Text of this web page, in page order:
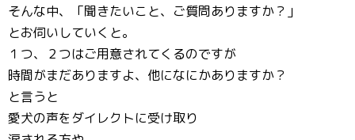
そんな中、「聞きたいこと、ご質問ありますか？」
とお伺いしていくと。
１つ、２つはご用意されてくるのですが
時間がまだありますよ、他になにかありますか？
と言うと
愛犬の声をダイレクトに受け取り